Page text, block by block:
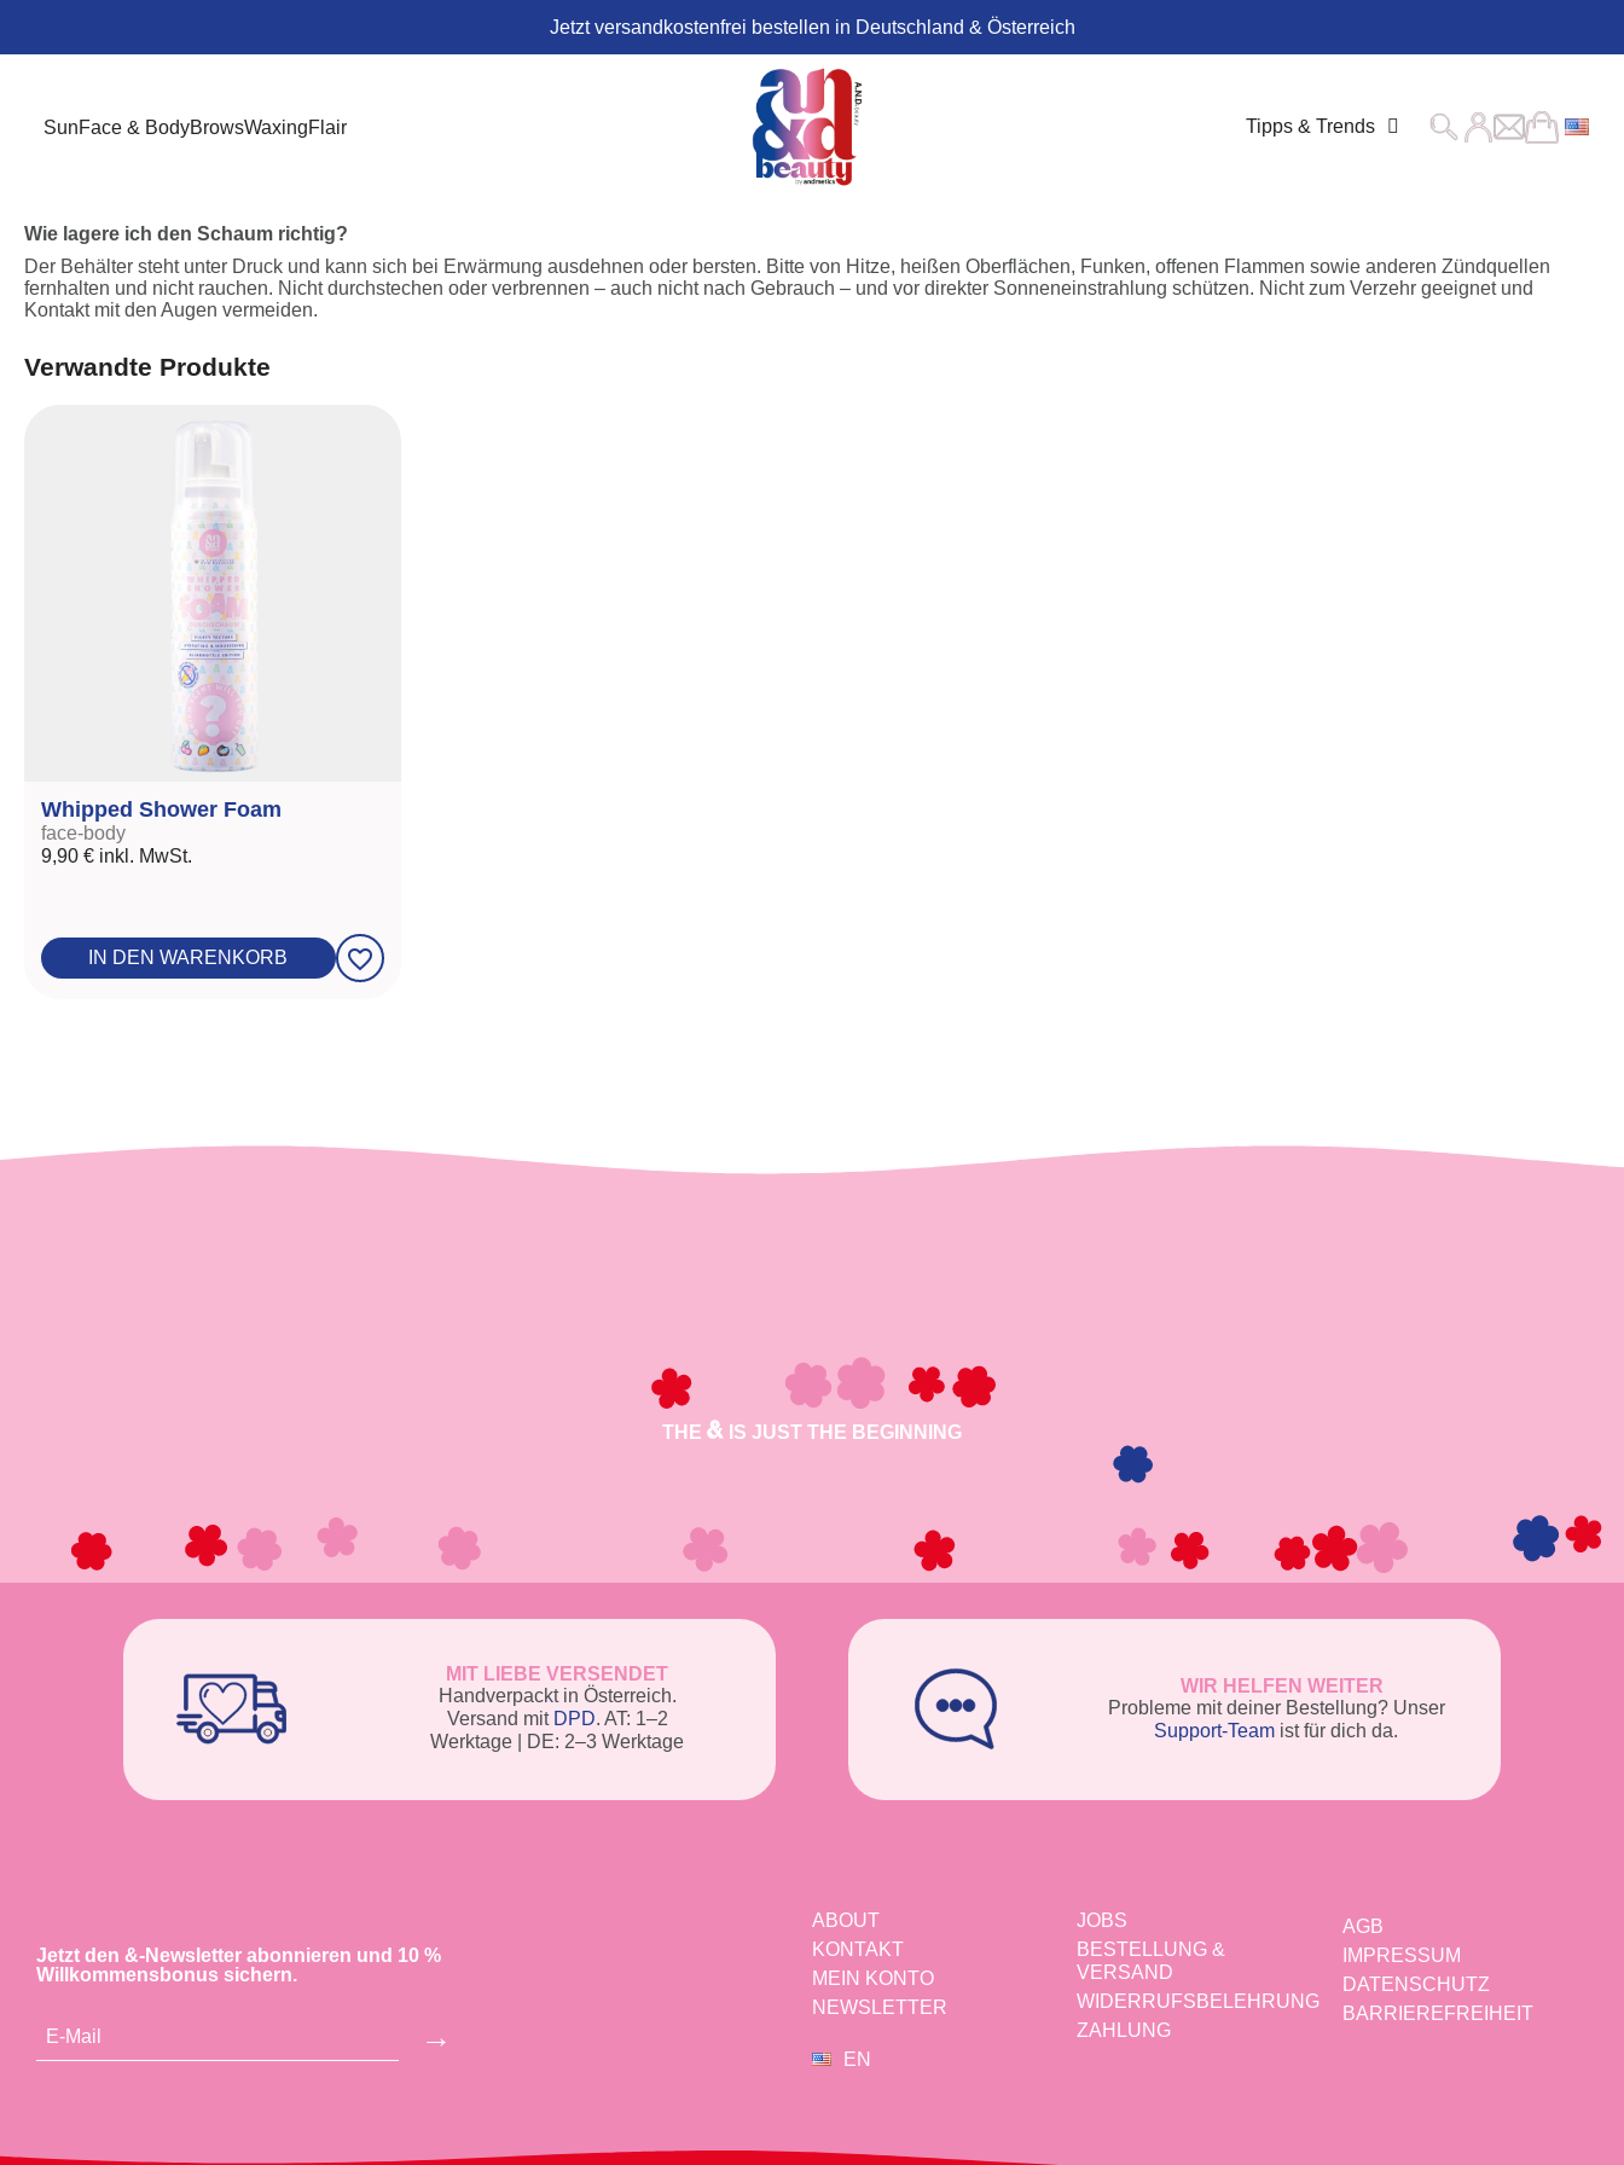
Jetzt versandkostenfrei bestellen in Deutschland & Österreich
SunFace & BodyBrowsWaxingFlair Tipps & Trends
Wie lagere ich den Schaum richtig?
Der Behälter steht unter Druck und kann sich bei Erwärmung ausdehnen oder bersten. Bitte von Hitze, heißen Oberflächen, Funken, offenen Flammen sowie anderen Zündquellen
fernhalten und nicht rauchen. Nicht durchstechen oder verbrennen – auch nicht nach Gebrauch – und vor direkter Sonneneinstrahlung schützen. Nicht zum Verzehr geeignet und
Kontakt mit den Augen vermeiden.
Verwandte Produkte
Whipped Shower Foam
face-body
9,90 € inkl. MwSt.
IN DEN WARENKORB favorite_border
THE IS JUST THE BEGINNING
MIT LIEBE VERSENDET
Handverpackt in Österreich.
Versand mit DPD. AT: 1–2
Werktage | DE: 2–3 Werktage
WIR HELFEN WEITER
Probleme mit deiner Bestellung? Unser
Support-Team ist für dich da.
Jetzt den &-Newsletter abonnieren und 10 %
Willkommensbonus sichern.
→
ABOUT
KONTAKT
MEIN KONTO
NEWSLETTER
JOBS
BESTELLUNG &
VERSAND
WIDERRUFSBELEHRUNG
ZAHLUNG
AGB
IMPRESSUM
DATENSCHUTZ
BARRIEREFREIHEIT
EN